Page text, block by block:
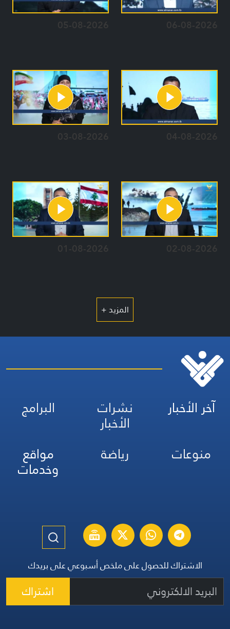
06-08-2026
05-08-2026
04-08-2026
03-08-2026
02-08-2026
01-08-2026
المزيد +
آخر الأخبار نشرات
الأخبار
البرامج
منوعات
رياضة مواقع
وخدمات
الاشتراك للحصول على ملخص أسبوعي على بريدك
اشتراك